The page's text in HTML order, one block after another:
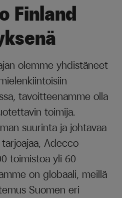
Finland
olemme yhdistäneet
tavoitteenamme olla
toimija.
suurinta ja johtavaa
Adecco
toimistoa yli 60
on globaali, meillä
Suomen eri